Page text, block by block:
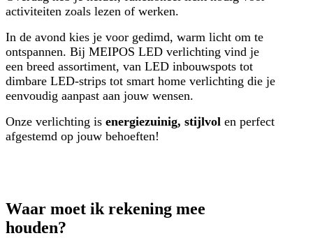
activiteiten zoals lezen of werken.
In de avond kies je voor gedimd, warm licht om te
ontspannen. Bij MEIPOS LED verlichting vind je
een breed assortiment, van LED inbouwspots tot
dimbare LED-strips tot smart home verlichting die je
eenvoudig aanpast aan jouw wensen.
Onze verlichting is energiezuinig, stijlvol en perfect
afgestemd op jouw behoeften!
Waar moet ik rekening mee
houden?